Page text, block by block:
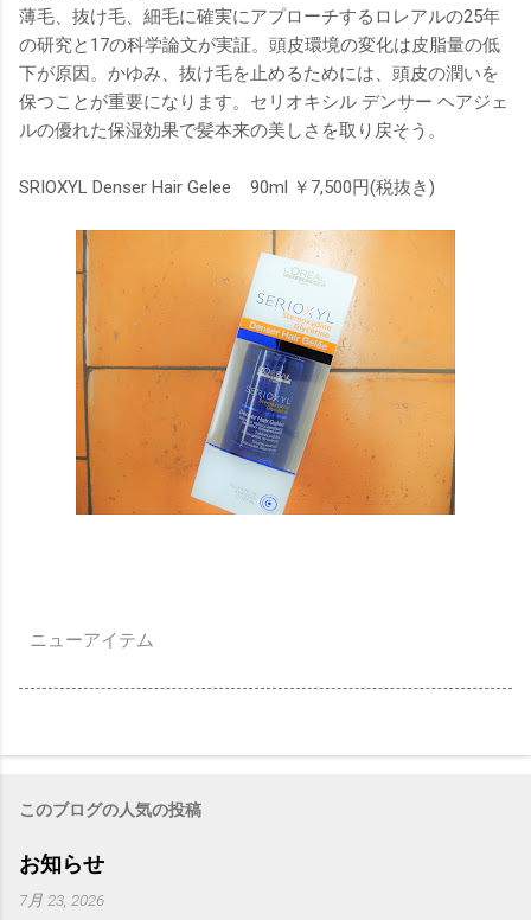
薄毛、抜け毛、細毛に確実にアプローチするロレアルの25年
の研究と17の科学論文が実証。頭皮環境の変化は皮脂量の低
下が原因。かゆみ、抜け毛を止めるためには、頭皮の潤いを
保つことが重要になります。セリオキシル デンサー ヘアジェ
ルの優れた保湿効果で髪本来の美しさを取り戻そう。
SRIOXYL Denser Hair Gelee 90ml ￥7,500円(税抜き)
ニューアイテム
このブログの人気の投稿
お知らせ
7月 23, 2026